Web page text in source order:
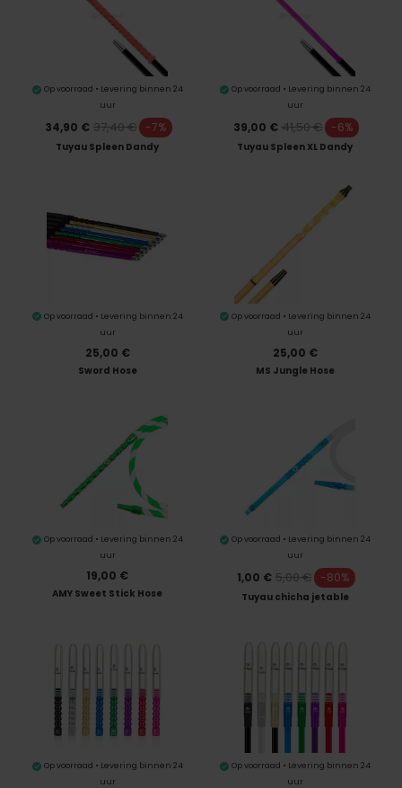
Op voorraad • Levering binnen 24
uur
34,90 € 37,40 € -7%
Tuyau Spleen Dandy
Op voorraad • Levering binnen 24
uur
39,00 € 41,50 € -6%
Tuyau Spleen XL Dandy
Op voorraad • Levering binnen 24
uur
25,00 €
Sword Hose
Op voorraad • Levering binnen 24
uur
25,00 €
MS Jungle Hose
Op voorraad • Levering binnen 24
uur
19,00 €
AMY Sweet Stick Hose
Op voorraad • Levering binnen 24
uur
1,00 € 5,00 € -80%
Tuyau chicha jetable
Op voorraad • Levering binnen 24
uur
Op voorraad • Levering binnen 24
uur